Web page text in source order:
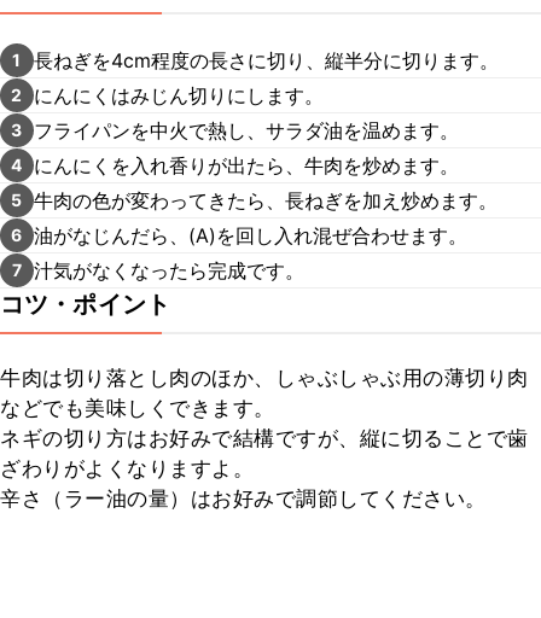
1 長ねぎを4cm程度の長さに切り、縦半分に切ります。
2 にんにくはみじん切りにします。
3 フライパンを中火で熱し、サラダ油を温めます。
4 にんにくを入れ香りが出たら、牛肉を炒めます。
5 牛肉の色が変わってきたら、長ねぎを加え炒めます。
6 油がなじんだら、(A)を回し入れ混ぜ合わせます。
7 汁気がなくなったら完成です。
コツ・ポイント
牛肉は切り落とし肉のほか、しゃぶしゃぶ用の薄切り肉
などでも美味しくできます。
ネギの切り方はお好みで結構ですが、縦に切ることで歯
ざわりがよくなりますよ。
辛さ（ラー油の量）はお好みで調節してください。